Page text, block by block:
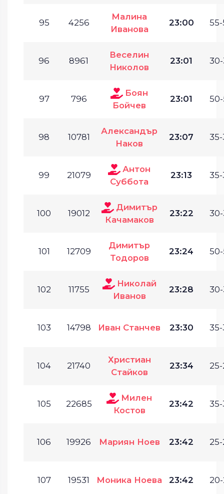
95 4256
Малина
Иванова
23:00 55-
96 8961
Веселин
Николов
23:01 30-
97 796
Боян
Бойчев
23:01 50-
98 10781
Александър
Наков
23:07 35-
99 21079
Антон
Суббота
23:13 35-
100 19012
Димитър
Качамаков
23:22 30-
101 12709
Димитър
Тодоров
23:24 50-
102 11755
Николай
Иванов
23:28 30-
103 14798 Иван Станчев 23:30 35-
104 21740
Христиан
Стайков
23:34 25-
105 22685
Милен
Костов
23:42 35-
106 19926 Мариян Ноев 23:42 25-
107 19531 Моника Ноева 23:42 20-